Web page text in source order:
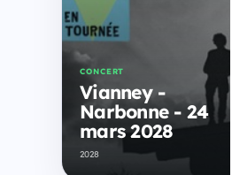
CONCERT
Vianney -
Narbonne - 24
mars 2028
2028